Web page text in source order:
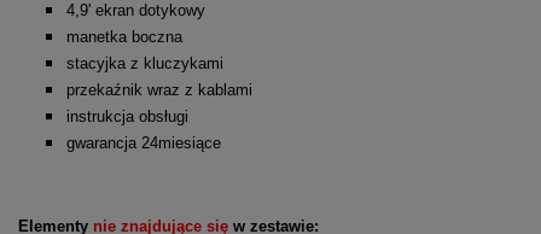
4,9' ekran dotykowy
manetka boczna
stacyjka z kluczykami
przekaźnik wraz z kablami
instrukcja obsługi
gwarancja 24miesiące
Elementy nie znajdujące się w zestawie: